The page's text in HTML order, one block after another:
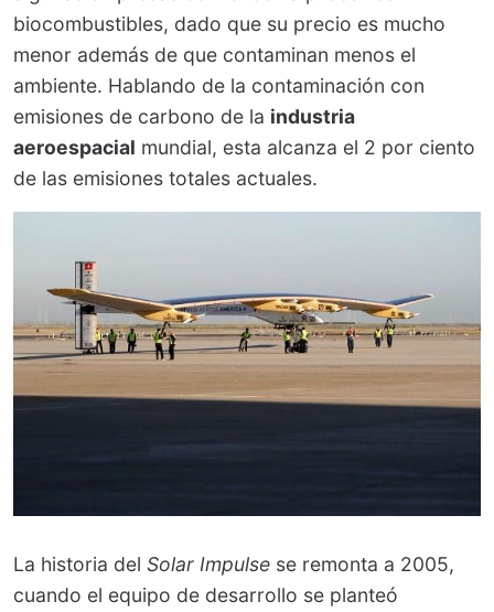
biocombustibles, dado que su precio es mucho
menor además de que contaminan menos el
ambiente. Hablando de la contaminación con
emisiones de carbono de la industria
aeroespacial mundial, esta alcanza el 2 por ciento
de las emisiones totales actuales.
La historia del Solar Impulse se remonta a 2005,
cuando el equipo de desarrollo se planteó